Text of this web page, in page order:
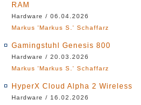
RAM
Hardware / 06.04.2026
Markus 'Markus S.' Schaffarz
Gamingstuhl Genesis 800
Hardware / 20.03.2026
Markus 'Markus S.' Schaffarz
HyperX Cloud Alpha 2 Wireless
Hardware / 16.02.2026